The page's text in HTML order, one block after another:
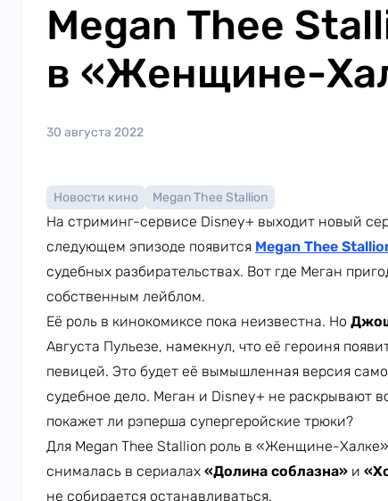
Megan Thee
в «Женщине-
30 августа 2022
Новости кино Megan Thee Stallion
На стриминг-сервисе Disney+ выходит новый
следующем эпизоде появится Megan Thee
судебных разбирательствах. Вот где Меган
собственным лейблом.
Её роль в кинокомиксе пока неизвестна. Но
Августа Пульезе, намекнул, что её героиня
певицей. Это будет её вымышленная версия
судебное дело. Меган и Disney+ не раскрывают
покажет ли рэперша супергеройские трюки?
Для Megan Thee Stallion роль в «Женщине-
снималась в сериалах «Долина соблазна» и
не собирается останавливаться.